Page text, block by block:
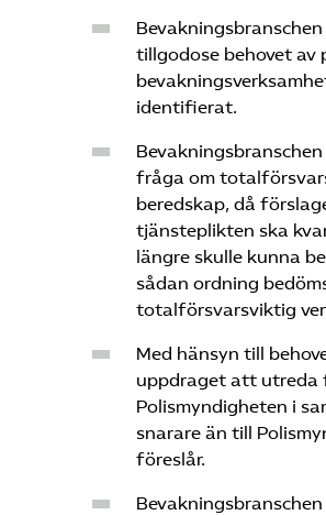
Bevakningsbranschen
tillgodose behovet
identifierat.
Bevakningsbranschen
fråga om
beredskap, då
tjänsteplikten ska
längre skulle kunna
sådan ordning
totalförsvarsviktig
Med hänsyn till
uppdraget att utreda
Polismyndigheten i
snarare än till
föreslår.